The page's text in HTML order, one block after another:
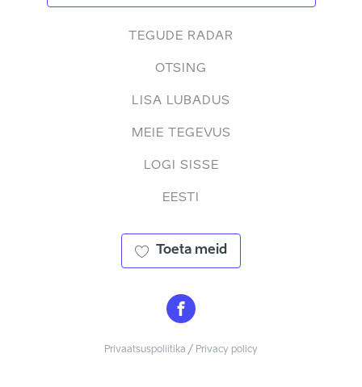
TEGUDE RADAR
OTSING
LISA LUBADUS
MEIE TEGEVUS
LOGI SISSE
EESTI
Toeta meid
Privaatsuspoliitika / Privacy policy